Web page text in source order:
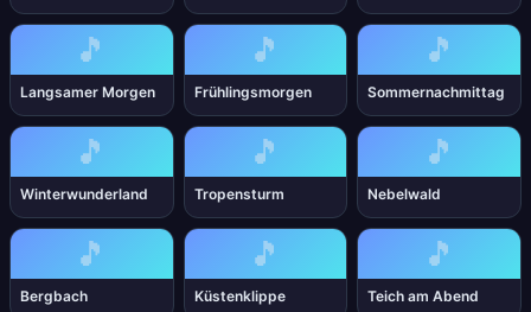
🎵
Langsamer Morgen
🎵
Frühlingsmorgen
🎵
Sommernachmittag
🎵
Winterwunderland
🎵
Tropensturm
🎵
Nebelwald
🎵
Bergbach
🎵
Küstenklippe
🎵
Teich am Abend